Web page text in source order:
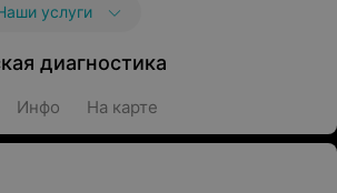
услуги
диагностика
Инфо На карте